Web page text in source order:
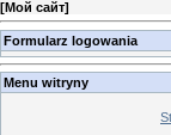
[Мой сайт]
Formularz logowania
Menu witryny